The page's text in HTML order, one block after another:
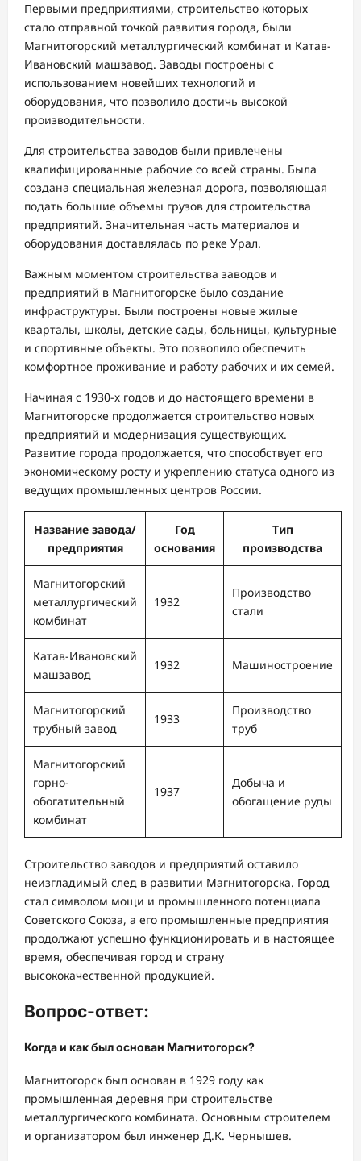
Первыми предприятиями, строительство которых
стало отправной точкой развития города, были
Магнитогорский металлургический комбинат и Катав-
Ивановский машзавод. Заводы построены с
использованием новейших технологий и
оборудования, что позволило достичь высокой
производительности.
Для строительства заводов были привлечены
квалифицированные рабочие со всей страны. Была
создана специальная железная дорога, позволяющая
подать большие объемы грузов для строительства
предприятий. Значительная часть материалов и
оборудования доставлялась по реке Урал.
Важным моментом строительства заводов и
предприятий в Магнитогорске было создание
инфраструктуры. Были построены новые жилые
кварталы, школы, детские сады, больницы, культурные
и спортивные объекты. Это позволило обеспечить
комфортное проживание и работу рабочих и их семей.
Начиная с 1930-х годов и до настоящего времени в
Магнитогорске продолжается строительство новых
предприятий и модернизация существующих.
Развитие города продолжается, что способствует его
экономическому росту и укреплению статуса одного из
ведущих промышленных центров России.
Название завода/
предприятия
Год
основания
Тип
производства
Магнитогорский
металлургический
комбинат
1932
Производство
стали
Катав-Ивановский
машзавод
1932 Машиностроение
Магнитогорский
трубный завод
1933
Производство
труб
Магнитогорский
горно-
обогатительный
комбинат
1937
Добыча и
обогащение руды
Строительство заводов и предприятий оставило
неизгладимый след в развитии Магнитогорска. Город
стал символом мощи и промышленного потенциала
Советского Союза, а его промышленные предприятия
продолжают успешно функционировать и в настоящее
время, обеспечивая город и страну
высококачественной продукцией.
Вопрос-ответ:
Когда и как был основан Магнитогорск?
Магнитогорск был основан в 1929 году как
промышленная деревня при строительстве
металлургического комбината. Основным строителем
и организатором был инженер Д.К. Чернышев.